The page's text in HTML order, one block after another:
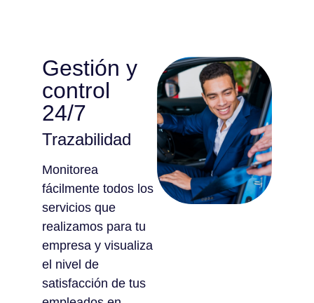
Gestión y
control
24/7
Trazabilidad
Monitorea
fácilmente todos los
servicios que
realizamos para tu
empresa y visualiza
el nivel de
satisfacción de tus